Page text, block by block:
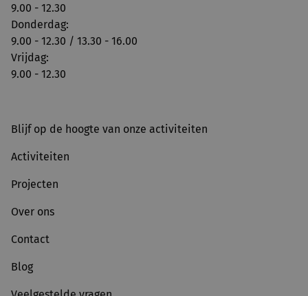
9.00 - 12.30
Donderdag:
9.00 - 12.30 / 13.30 - 16.00
Vrijdag:
9.00 - 12.30
Blijf op de hoogte van onze activiteiten
Activiteiten
Projecten
Over ons
Contact
Blog